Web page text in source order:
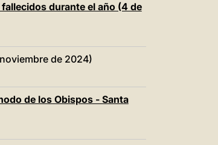
durante el año (4 de
de 2024)
de los Obispos - Santa